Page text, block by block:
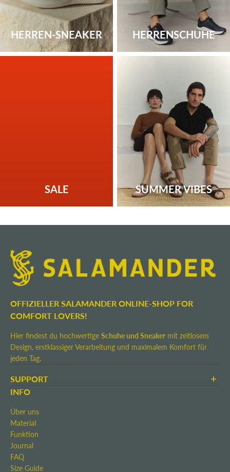
HERREN-SNEAKER HERRENSCHUHE
SALE SUMMER VIBES
OFFIZIELLER SALAMANDER ONLINE-SHOP FOR
COMFORT LOVERS!
Hier findest du hochwertige Schuhe und Sneaker mit zeitlosem
Design, erstklassiger Verarbeitung und maximalem Komfort für
jeden Tag.
SUPPORT
AGB
Rücksendung
Widerrufsrecht
Kontakt
Impressum
INFO
Über uns
Material
Funktion
Journal
FAQ
Size Guide